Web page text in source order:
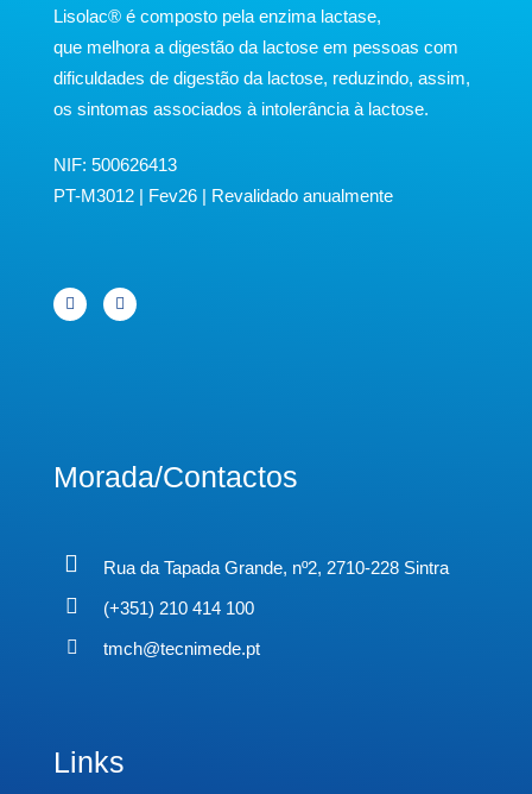
​Lisolac® é composto pela enzima lactase,
que melhora a digestão da lactose em pessoas com
dificuldades de digestão da lactose, reduzindo, assim,
os sintomas associados à intolerância à lactose.
NIF: 500626413
PT-M3012 | Fev26 | Revalidado anualmente
Morada/Contactos
Rua da Tapada Grande, nº2, 2710-228 Sintra
(+351) 210 414 100
tmch@tecnimede.pt
Links